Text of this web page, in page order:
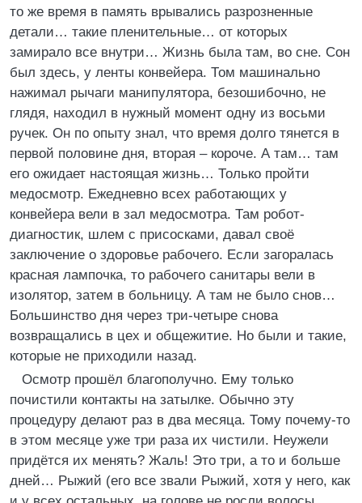
то же время в память врывались разрозненные
детали… такие пленительные… от которых
замирало все внутри… Жизнь была там, во сне. Сон
был здесь, у ленты конвейера. Том машинально
нажимал рычаги манипулятора, безошибочно, не
глядя, находил в нужный момент одну из восьми
ручек. Он по опыту знал, что время долго тянется в
первой половине дня, вторая – короче. А там… там
его ожидает настоящая жизнь… Только пройти
медосмотр. Ежедневно всех работающих у
конвейера вели в зал медосмотра. Там робот-
диагностик, шлем с присосками, давал своё
заключение о здоровье рабочего. Если загоралась
красная лампочка, то рабочего санитары вели в
изолятор, затем в больницу. А там не было снов…
Большинство дня через три-четыре снова
возвращались в цех и общежитие. Но были и такие,
которые не приходили назад.
Осмотр прошёл благополучно. Ему только
почистили контакты на затылке. Обычно эту
процедуру делают раз в два месяца. Тому почему-то
в этом месяце уже три раза их чистили. Неужели
придётся их менять? Жаль! Это три, а то и больше
дней… Рыжий (его все звали Рыжий, хотя у него, как